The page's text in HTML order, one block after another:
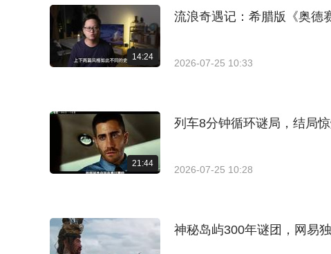
14:24
流浪奇遇记：希腊版《奥德
2026-07-25 10:33
21:44
列车8分钟循环谜局，结局
2026-07-25 10:28
神秘岛屿300年谜团，网易独